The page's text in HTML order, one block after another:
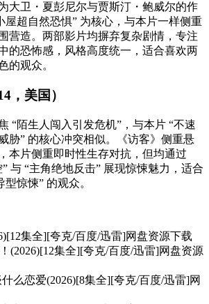
为大卫・夏彭尼尔与贾斯汀・鲍威尔的作
屋超自然恐惧” 为核心，与本片一样侧重
营造。两部影片均摒弃复杂剧情，专注
的恐怖感，风格高度统一，适合喜欢两
的观众。
，美国）
“陌生人闯入引发危机”，与本片 “不速
胁” 的核心冲突相似。《访客》侧重悬
本片侧重即时性生存对抗，但均通过
与 “主角绝地反击” 展现惊悚魅力，适合
惊悚” 的观众。
集全][夸克/百度/迅雷]网盘资源下载
(2026)[12集全][夸克/百度/迅雷]网盘资源
么恋爱(2026)[8集全][夸克/百度/迅雷]网